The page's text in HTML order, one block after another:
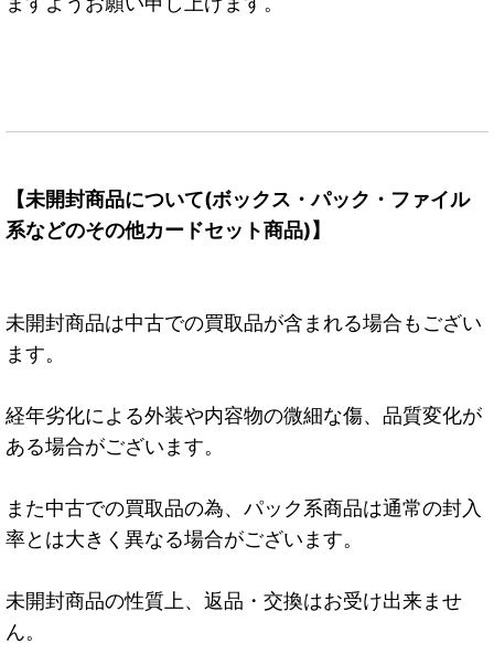
【未開封商品について(ボックス・パック・ファイル
系などのその他カードセット商品)】
未開封商品は中古での買取品が含まれる場合もござい
ます。
経年劣化による外装や内容物の微細な傷、品質変化が
ある場合がございます。
また中古での買取品の為、パック系商品は通常の封入
率とは大きく異なる場合がございます。
未開封商品の性質上、返品・交換はお受け出来ませ
ん。